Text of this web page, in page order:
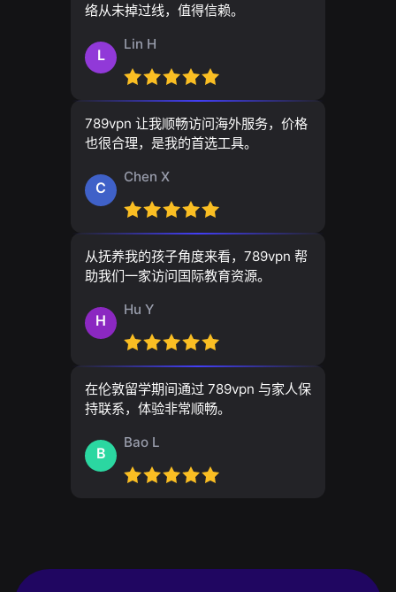
络从未掉过线，值得信赖。
L
Lin H
789vpn 让我顺畅访问海外服务，价格
也很合理，是我的首选工具。
C
Chen X
从抚养我的孩子角度来看，789vpn 帮
助我们一家访问国际教育资源。
H
Hu Y
在伦敦留学期间通过 789vpn 与家人保
持联系，体验非常顺畅。
B
Bao L